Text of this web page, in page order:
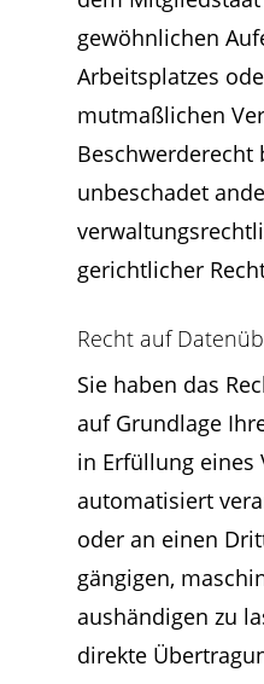
gewöhnlichen
Arbeitsplatzes
mutmaßlichen
Beschwerderecht
unbeschadet
gerichtlicher
Recht auf
Sie haben das
auf Grundlage
in Erfüllung eines
automatisiert
oder an einen
gängigen,
aushändigen zu
direkte